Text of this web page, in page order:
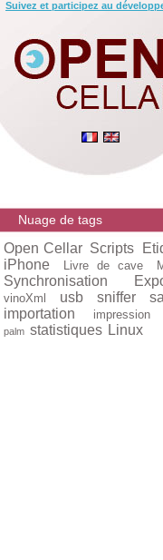
Suivez et participez au
Nuage de tags
Open Cellar Scripts
iPhone Livre de cave
Synchronisation
vinoXml usb sniffer
importation
impression
palm statistiques Linux